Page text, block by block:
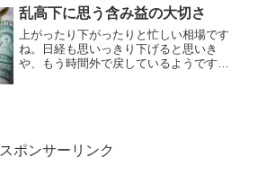
してますね（汗）一回だけ購入しました
が、まだ成長枠の半...
乱高下に思う含み益の大切さ
上がったり下がったりと忙しい相場です
ね。日経も思いっきり下げると思いき
や、もう時間外で戻しているようです。
スポンサーリンク